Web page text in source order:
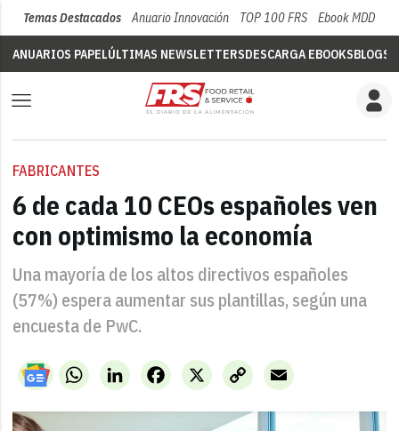
Temas Destacados Anuario Innovación TOP 100 FRS Ebook MDD
ANUARIOS PAPELÚLTIMAS NEWSLETTERSDESCARGA EBOOKSBLOGS
FABRICANTES
6 de cada 10 CEOs españoles ven
con optimismo la economía
Una mayoría de los altos directivos españoles
(57%) espera aumentar sus plantillas, según una
encuesta de PwC.
WhatsAppLinkedIn X
Facebook
Copy
Link
Email